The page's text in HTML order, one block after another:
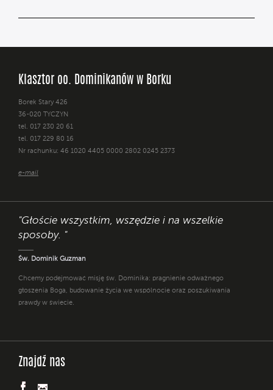
Klasztor oo. Dominikanów w Borku
Borek Stary 426
36-020 TYCZYN
tel. 017 230 20 61
tel. 017 229 80 16
Nr rachunku: 46 1020 4405 0000 2802 0245 2373
e-mail
"Głoście wszystkim, wszędzie i na wszelkie
sposoby. "
Św. Dominik Guzman
Chcemy podejmować misję św. Dominika: pragnienie odważnego
głoszenia Boga, budowanie życia we wspólnocie oraz poszukiwania
prawdy w świecie.
Znajdź nas